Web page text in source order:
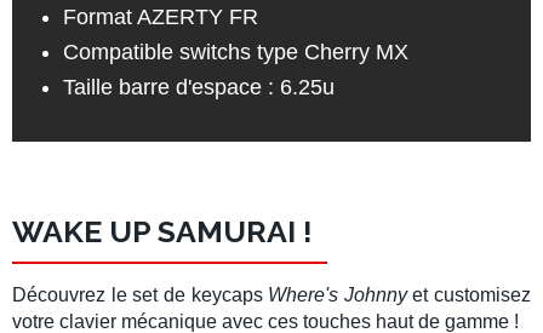
Format AZERTY FR
Compatible switchs type Cherry MX
Taille barre d'espace : 6.25u
WAKE UP SAMURAI !
Découvrez leset de keycaps Where's Johnnyet customisez
votre clavier mécanique avec ces touches haut de gamme !